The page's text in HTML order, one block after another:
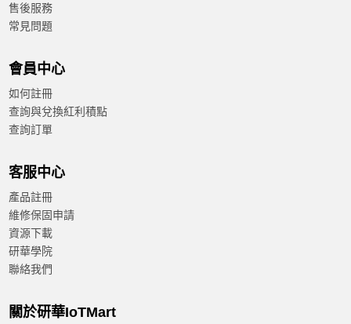
售後服務
常見問題
會員中心
如何註冊
查詢與兌換紅利積點
查詢訂單
客服中心
產品註冊
維修保固申請
資源下載
研華學院
聯絡我們
關於研華IoTMart